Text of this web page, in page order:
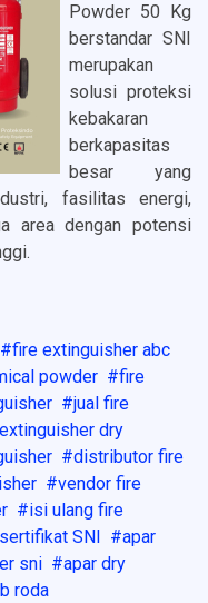
Powder 50 Kg
berstandar SNI
merupakan
solusi proteksi
kebakaran
berkapasitas
besar yang
fasilitas energi,
area dengan potensi
fire extinguisher abc
powder
fire
jual fire
dry
distributor fire
vendor fire
isi ulang fire
SNI
apar
sni
apar dry
roda